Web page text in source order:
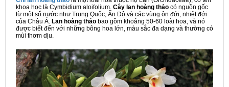
khoa học là Cymbidium aloifolium. Cây lan hoàng thảo có nguồn gốc
từ một số nước như Trung Quốc, Ấn Độ và các vùng ôn đới, nhiệt đới
của Châu Á. Lan hoàng thảo bao gồm khoảng 50-60 loài hoa, và nó
được biết đến với những bông hoa lớn, màu sắc đa dạng và thường có
mùi thơm dịu.